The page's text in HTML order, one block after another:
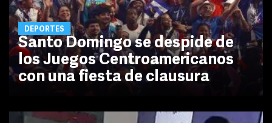
DEPORTES
Santo Domingo se despide de
los Juegos Centroamericanos
con una fiesta de clausura